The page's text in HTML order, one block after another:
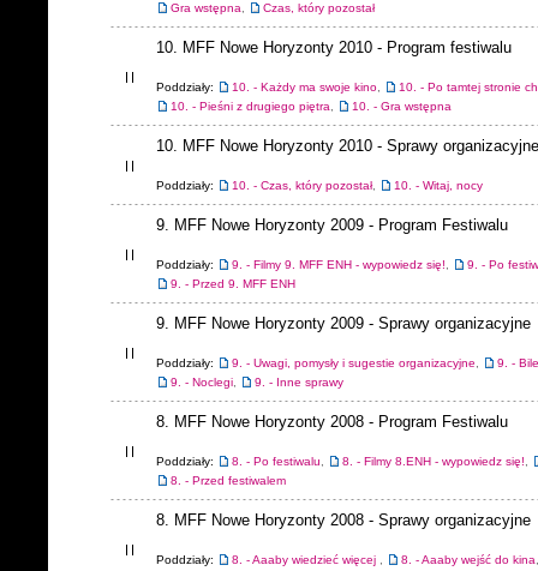
Gra wstępna, Czas, który pozostał
10. MFF Nowe Horyzonty 2010 - Program festiwalu
Poddziały: 10. - Każdy ma swoje kino,
10. - Po tamtej stronie
10. - Pieśni z drugiego piętra, 10. - Gra wstępna
10. MFF Nowe Horyzonty 2010 - Sprawy organizacyjne
Poddziały: 10. - Czas, który pozostał, 10. - Witaj, nocy
9. MFF Nowe Horyzonty 2009 - Program Festiwalu
Poddziały: 9. - Filmy 9. MFF ENH - wypowiedz się!,
9. - Po
9. - Przed 9. MFF ENH
9. MFF Nowe Horyzonty 2009 - Sprawy organizacyjne
Poddziały: 9. - Uwagi, pomysły i sugestie organizacyjne,
9. -
9. - Noclegi, 9. - Inne sprawy
8. MFF Nowe Horyzonty 2008 - Program Festiwalu
Poddziały: 8. - Po festiwalu, 8. - Filmy 8.ENH - wypowiedz się!,
8. - Przed festiwalem
8. MFF Nowe Horyzonty 2008 - Sprawy organizacyjne
Poddziały: 8. - Aaaby wiedzieć więcej , 8. - Aaaby wejść do kina,